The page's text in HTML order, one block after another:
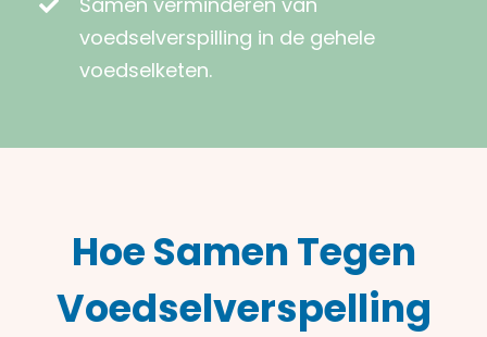
voedselverspilling in de gehele
voedselketen.
Hoe Samen Tegen
Voedselverspelling